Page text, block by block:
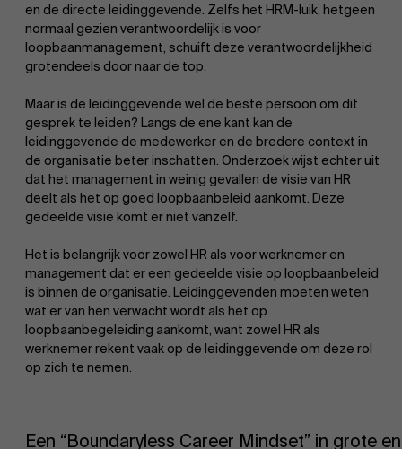
en de directe leidinggevende. Zelfs het HRM-luik, hetgeen
normaal gezien verantwoordelijk is voor
loopbaanmanagement, schuift deze verantwoordelijkheid
grotendeels door naar de top.
Maar is de leidinggevende wel de beste persoon om dit
gesprek te leiden? Langs de ene kant kan de
leidinggevende de medewerker en de bredere context in
de organisatie beter inschatten. Onderzoek wijst echter uit
dat het management in weinig gevallen de visie van HR
deelt als het op goed loopbaanbeleid aankomt. Deze
gedeelde visie komt er niet vanzelf.
Het is belangrijk voor zowel HR als voor werknemer en
management dat er een gedeelde visie op loopbaanbeleid
is binnen de organisatie. Leidinggevenden moeten weten
wat er van hen verwacht wordt als het op
loopbaanbegeleiding aankomt, want zowel HR als
werknemer rekent vaak op de leidinggevende om deze rol
op zich te nemen.
Een “Boundaryless Career Mindset” in grote en